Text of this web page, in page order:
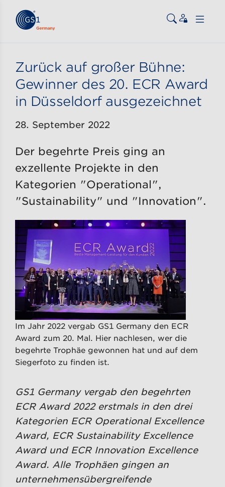
Zum Inhalt gehen
Zurück auf großer Bühne:
Gewinner des 20. ECR Award
in Düsseldorf ausgezeichnet
28. September 2022
Der begehrte Preis ging an
exzellente Projekte in den
Kategorien "Operational",
"Sustainability" und "Innovation".
Im Jahr 2022 vergab GS1 Germany den ECR
Award zum 20. Mal. Hier nachlesen, wer die
begehrte Trophäe gewonnen hat und auf dem
Siegerfoto zu finden ist.
GS1 Germany vergab den begehrten
ECR Award 2022 erstmals in den drei
Kategorien ECR Operational Excellence
Award, ECR Sustainability Excellence
Award und ECR Innovation Excellence
Award. Alle Trophäen gingen an
unternehmensübergreifende